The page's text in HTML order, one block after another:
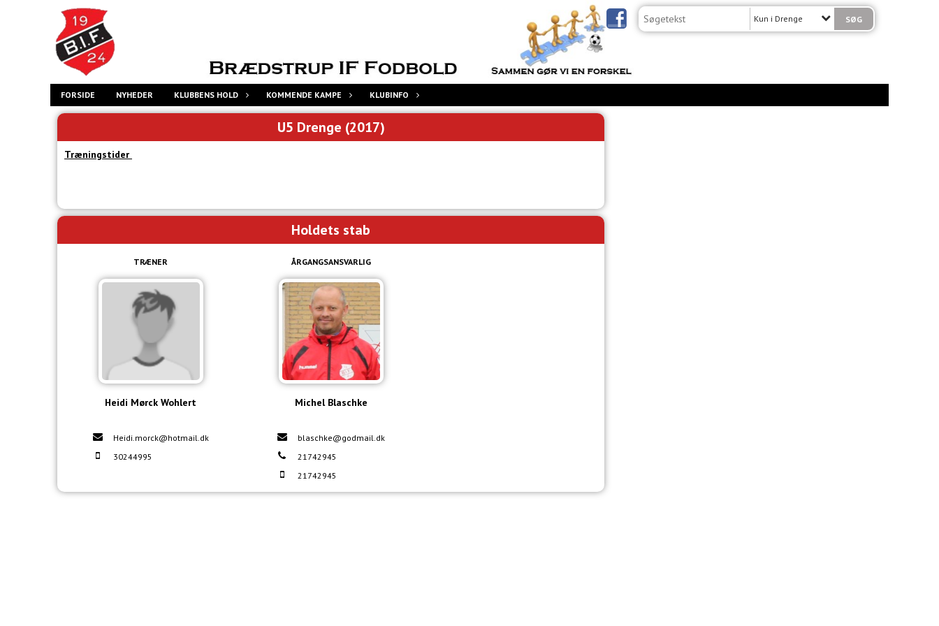
Kun i Drenge
FORSIDE NYHEDER KLUBBENS HOLD KOMMENDE KAMPE KLUBINFO
U5 Drenge (2017)
Træningstider
Holdets stab
TRÆNER
Heidi Mørck Wohlert
Heidi.morck@hotmail.dk
30244995
ÅRGANGSANSVARLIG
Michel Blaschke
blaschke@godmail.dk
21742945
21742945